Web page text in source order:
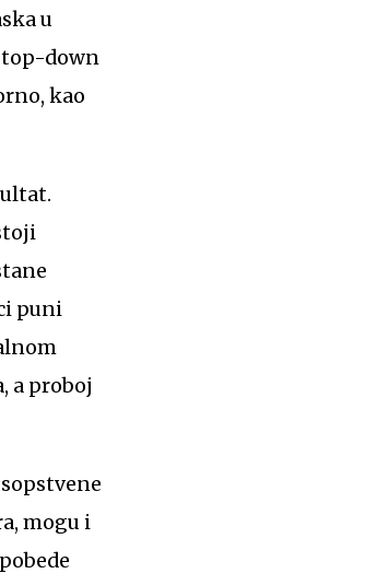
u
top-down
kao
puni
a proboj
mogu i